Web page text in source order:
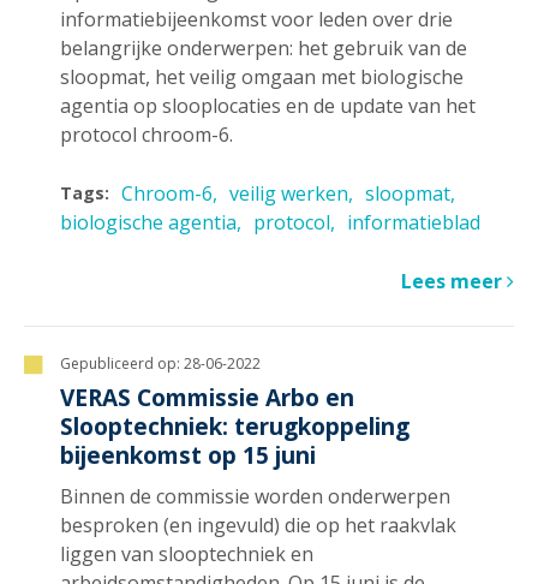
informatiebijeenkomst voor leden over drie
belangrijke onderwerpen: het gebruik van de
sloopmat, het veilig omgaan met biologische
agentia op slooplocaties en de update van het
protocol chroom-6.
Tags: Chroom-6 veilig werken
sloopmat
biologische agentia
protocol informatieblad
Lees meer
Gepubliceerd op: 28-06-2022
VERAS Commissie Arbo en
Slooptechniek: terugkoppeling
bijeenkomst op 15 juni
Binnen de commissie worden onderwerpen
besproken (en ingevuld) die op het raakvlak
liggen van slooptechniek en